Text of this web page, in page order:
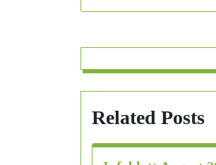
Related Posts